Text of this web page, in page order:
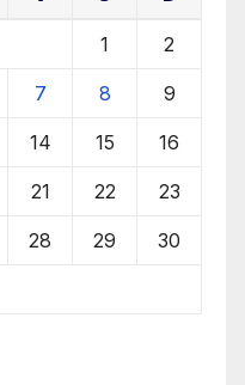
1 2
7 8 9
14 15 16
21 22 23
28 29 30